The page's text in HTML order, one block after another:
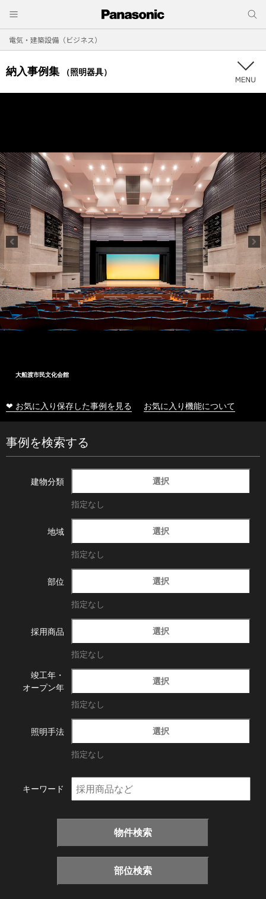
電気・建築設備（ビジネス）
納入事例集 （照明器具）
大船渡市民文化会館
❤ お気に入り保存した事例を見る お気に入り機能について
事例を検索する
建物分類 選択
指定なし
地域 選択
指定なし
部位 選択
指定なし
採用商品 選択
指定なし
竣工年・
オープン年
選択
指定なし
照明手法 選択
指定なし
キーワード
物件検索
部位検索